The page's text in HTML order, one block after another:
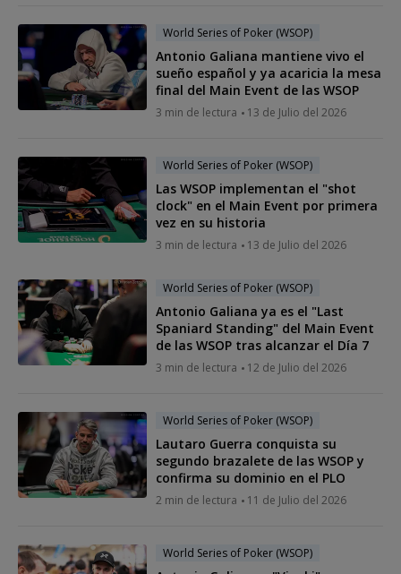
World Series of Poker (WSOP)
Antonio Galiana mantiene vivo el
sueño español y ya acaricia la mesa
final del Main Event de las WSOP
3 min de lectura 13 de Julio del 2026
World Series of Poker (WSOP)
Las WSOP implementan el "shot
clock" en el Main Event por primera
vez en su historia
3 min de lectura 13 de Julio del 2026
World Series of Poker (WSOP)
Antonio Galiana ya es el "Last
Spaniard Standing" del Main Event
de las WSOP tras alcanzar el Día 7
3 min de lectura 12 de Julio del 2026
World Series of Poker (WSOP)
Lautaro Guerra conquista su
segundo brazalete de las WSOP y
confirma su dominio en el PLO
2 min de lectura 11 de Julio del 2026
World Series of Poker (WSOP)